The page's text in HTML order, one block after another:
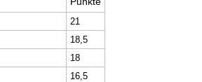
21
18,5
18
16,5